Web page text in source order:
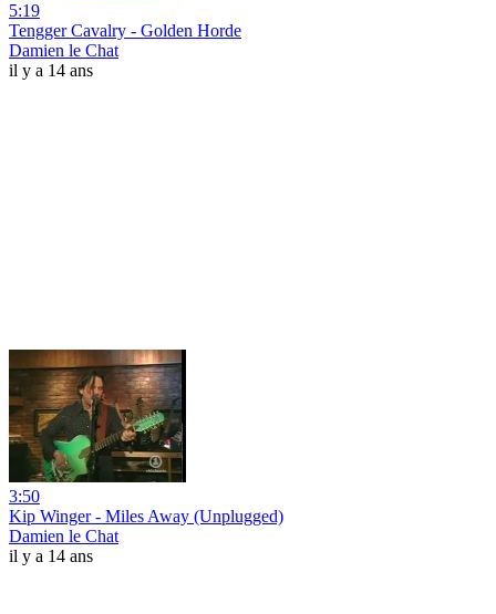
5:19
Tengger Cavalry - Golden Horde
Damien le Chat
il y a 14 ans
3:50
Kip Winger - Miles Away (Unplugged)
Damien le Chat
il y a 14 ans